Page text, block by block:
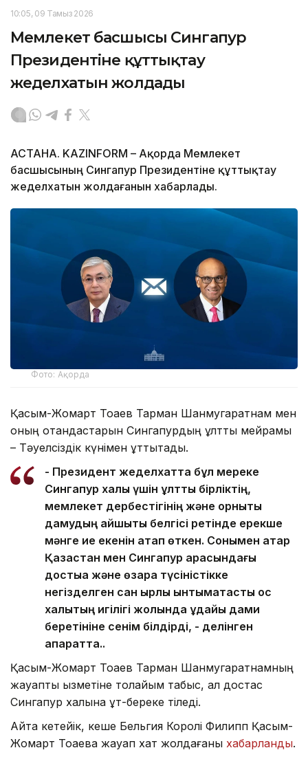
10:05, 09 Тамыз 2026
Мемлекет басшысы Сингапур
Президентіне құттықтау
жеделхатын жолдады
АСТАНА. KAZINFORM – Ақорда Мемлекет
басшысының Сингапур Президентіне құттықтау
жеделхатын жолдағанын хабарлады.
Фото: Ақорда
Қасым-Жомарт Тоқаев Тарман Шанмугаратнам мен
оның отандастарын Сингапурдың ұлттық мейрамы
– Тәуелсіздік күнімен құттықтады.
- Президент жеделхатта бұл мереке
Сингапур халқы үшін ұлттық бірліктің,
мемлекет дербестігінің және орнықты
дамудың айшықты белгісі ретінде ерекше
мәнге ие екенін атап өткен. Сонымен қатар
Қазақстан мен Сингапур арасындағы
достыққа және өзара түсіністікке
негізделген сан қырлы ынтымақтастық қос
халықтың игілігі жолында ұдайы дами
беретініне сенім білдірді, - делінген
ақпаратта..
Қасым-Жомарт Тоқаев Тарман Шанмугаратнамның
жауапты қызметіне толайым табыс, ал достас
Сингапур халқына құт-береке тіледі.
Айта кетейік, кеше Бельгия Королі Филипп Қасым-
Жомарт Тоқаевқа жауап хат жолдағаны хабарланды.